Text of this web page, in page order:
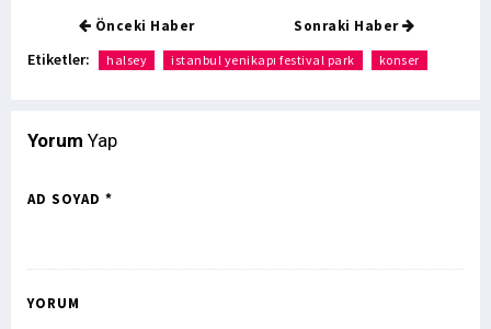
Önceki Haber Sonraki Haber
Etiketler: halsey istanbul yenikapı festival park konser
Yorum Yap
AD SOYAD *
YORUM